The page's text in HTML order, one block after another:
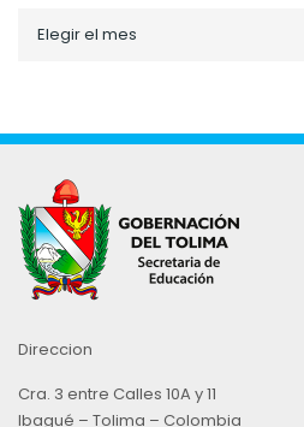
porElegir el mes
Direccion
Cra. 3 entre Calles 10A y 11
Ibagué – Tolima – Colombia